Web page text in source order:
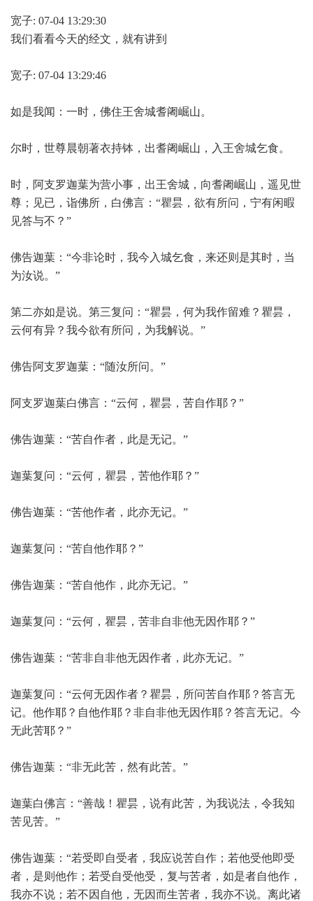
宽子: 07-04 13:29:30
我们看看今天的经文，就有讲到
宽子: 07-04 13:29:46
如是我闻：一时，佛住王舍城耆阇崛山。
尔时，世尊晨朝著衣持钵，出耆阇崛山，入王舍城乞食。
时，阿支罗迦葉为营小事，出王舍城，向耆阇崛山，遥见世
尊；见已，诣佛所，白佛言：“瞿昙，欲有所问，宁有闲暇
见答与不？”
佛告迦葉：“今非论时，我今入城乞食，来还则是其时，当
为汝说。”
第二亦如是说。第三复问：“瞿昙，何为我作留难？瞿昙，
云何有异？我今欲有所问，为我解说。”
佛告阿支罗迦葉：“随汝所问。”
阿支罗迦葉白佛言：“云何，瞿昙，苦自作耶？”
佛告迦葉：“苦自作者，此是无记。”
迦葉复问：“云何，瞿昙，苦他作耶？”
佛告迦葉：“苦他作者，此亦无记。”
迦葉复问：“苦自他作耶？”
佛告迦葉：“苦自他作，此亦无记。”
迦葉复问：“云何，瞿昙，苦非自非他无因作耶？”
佛告迦葉：“苦非自非他无因作者，此亦无记。”
迦葉复问：“云何无因作者？瞿昙，所问苦自作耶？答言无
记。他作耶？自他作耶？非自非他无因作耶？答言无记。今
无此苦耶？”
佛告迦葉：“非无此苦，然有此苦。”
迦葉白佛言：“善哉！瞿昙，说有此苦，为我说法，令我知
苦见苦。”
佛告迦葉：“若受即自受者，我应说苦自作；若他受他即受
者，是则他作；若受自受他受，复与苦者，如是者自他作，
我亦不说；若不因自他，无因而生苦者，我亦不说。离此诸